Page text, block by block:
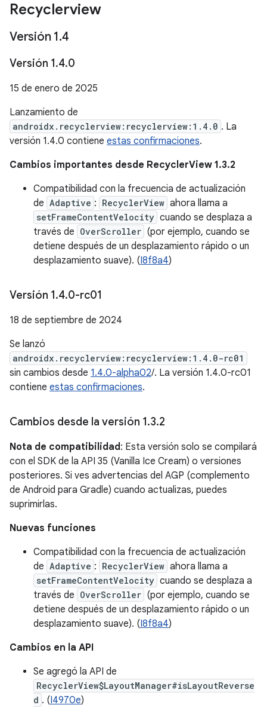
Recyclerview
Versión 1.4
Versión 1.4.0
15 de enero de 2025
Lanzamiento de
androidx.recyclerview:recyclerview:1.4.0 . La
versión 1.4.0 contiene estas confirmaciones.
Cambios importantes desde RecyclerView 1.3.2
Compatibilidad con la frecuencia de actualización
de Adaptive : RecyclerView ahora llama a
setFrameContentVelocity cuando se desplaza a
través de OverScroller (por ejemplo, cuando se
detiene después de un desplazamiento rápido o un
desplazamiento suave). (I8f8a4)
Versión 1.4.0-rc01
18 de septiembre de 2024
Se lanzó
androidx.recyclerview:recyclerview:1.4.0-rc01
sin cambios desde 1.4.0-alpha02/. La versión 1.4.0-rc01
contiene estas confirmaciones.
Cambios desde la versión 1.3.2
Nota de compatibilidad: Esta versión solo se compilará
con el SDK de la API 35 (Vanilla Ice Cream) o versiones
posteriores. Si ves advertencias del AGP (complemento
de Android para Gradle) cuando actualizas, puedes
suprimirlas.
Nuevas funciones
Compatibilidad con la frecuencia de actualización
de Adaptive : RecyclerView ahora llama a
setFrameContentVelocity cuando se desplaza a
través de OverScroller (por ejemplo, cuando se
detiene después de un desplazamiento rápido o un
desplazamiento suave). (I8f8a4)
Cambios en la API
Se agregó la API de
RecyclerView$LayoutManager#isLayoutReverse
d . (I4970e)